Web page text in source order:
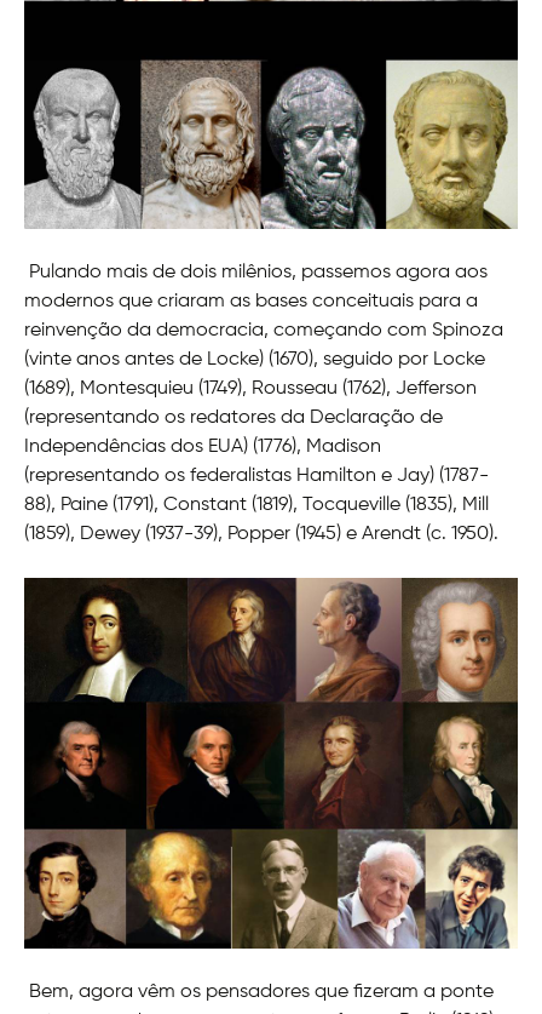
Pulando mais de dois milênios, passemos agora aos
modernos que criaram as bases conceituais para a
reinvenção da democracia, começando com Spinoza
(vinte anos antes de Locke) (1670), seguido por Locke
(1689), Montesquieu (1749), Rousseau (1762), Jefferson
(representando os redatores da Declaração de
Independências dos EUA) (1776), Madison
(representando os federalistas Hamilton e Jay) (1787-
88), Paine (1791), Constant (1819), Tocqueville (1835), Mill
(1859), Dewey (1937-39), Popper (1945) e Arendt (c. 1950).
Bem, agora vêm os pensadores que fizeram a ponte